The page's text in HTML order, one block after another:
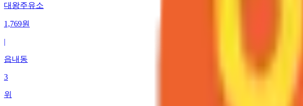
대왕주유소
1,769원
|
읍내동
3
위